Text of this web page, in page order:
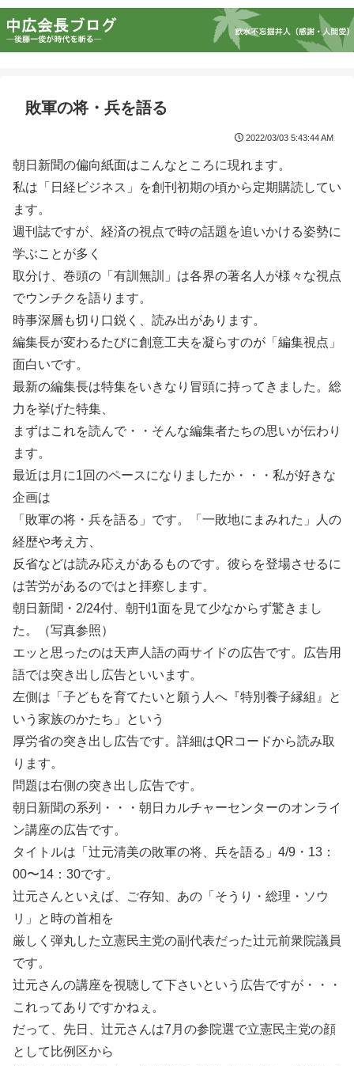
敗軍の将・兵を語る
2022/03/03 5:43:44 AM
朝日新聞の偏向紙面はこんなところに現れます。
私は「日経ビジネス」を創刊初期の頃から定期購読してい
ます。
週刊誌ですが、経済の視点で時の話題を追いかける姿勢に
学ぶことが多く
取分け、巻頭の「有訓無訓」は各界の著名人が様々な視点
でウンチクを語ります。
時事深層も切り口鋭く、読み出があります。
編集長が変わるたびに創意工夫を凝らすのが「編集視点」
面白いです。
最新の編集長は特集をいきなり冒頭に持ってきました。総
力を挙げた特集、
まずはこれを読んで・・そんな編集者たちの思いが伝わり
ます。
最近は月に1回のペースになりましたか・・・私が好きな
企画は
「敗軍の将・兵を語る」です。「一敗地にまみれた」人の
経歴や考え方、
反省などは読み応えがあるものです。彼らを登場させるに
は苦労があるのではと拝察します。
朝日新聞・2/24付、朝刊1面を見て少なからず驚きまし
た。（写真参照）
エッと思ったのは天声人語の両サイドの広告です。広告用
語では突き出し広告といいます。
左側は「子どもを育てたいと願う人へ『特別養子縁組』と
いう家族のかたち」という
厚労省の突き出し広告です。詳細はQRコードから読み取
ります。
問題は右側の突き出し広告です。
朝日新聞の系列・・・朝日カルチャーセンターのオンライ
ン講座の広告です。
タイトルは「辻元清美の敗軍の将、兵を語る」4/9・13：
00〜14：30です。
辻元さんといえば、ご存知、あの「そうり・総理・ソウ
リ」と時の首相を
厳しく弾丸した立憲民主党の副代表だった辻元前衆院議員
です。
辻元さんの講座を視聴して下さいという広告ですが・・・
これってありですかねぇ。
だって、先日、辻元さんは7月の参院選で立憲民主党の顔
として比例区から